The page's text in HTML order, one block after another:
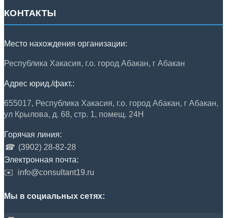
КОНТАКТЫ
Место нахождения организации:
Республика Хакасия, г.о. город Абакан, г Абакан
Адрес юрид./факт.:
655017, Республика Хакасия, г.о. город Абакан, г Абакан,
ул Крылова, д. 68, стр. 1, помещ. 24Н
Горячая линия:
☎ (3902) 28-82-28
Электронная почта:
✉️
info@consultant19.ru
Мы в социальных сетях: